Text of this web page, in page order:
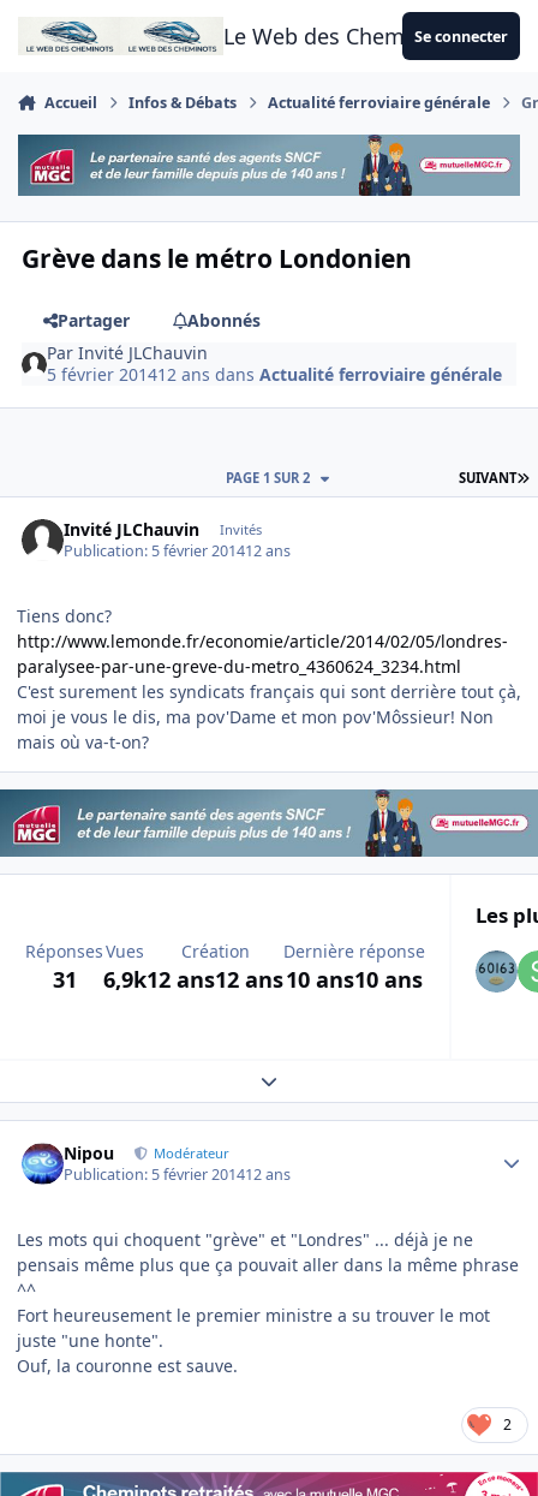
Aller au contenu
Le Web des CheminotsSe connecter
Accueil Infos & Débats Actualité ferroviaire générale
Grève dans le métro Londonien
Partager
Abonnés
ParInvité JLChauvin
5 février 201412 ans dansActualité ferroviaire générale
SUIVANT
PAGE 1 SUR 2
Invité JLChauvin Invités
Publication: 5 février 201412 ans
Tiens donc?
http://www.lemonde.fr/economie/article/2014/02/05/londres-
paralysee-par-une-greve-du-metro_4360624_3234.html
C'est surement les syndicats français qui sont derrière tout çà,
moi je vous le dis, ma pov'Dame et mon pov'Môssieur! Non
mais où va-t-on?
Réponses
31
Vues
6,9k
Création
12 ans12 ans
Dernière réponse
10 ans10 ans
Les
Expand topic overview
Nipou Modérateur
Publication: 5 février 201412 ans
Les mots qui choquent "grève" et "Londres" ... déjà je ne
pensais même plus que ça pouvait aller dans la même phrase
^^
Fort heureusement le premier ministre a su trouver le mot
juste "une honte".
Ouf, la couronne est sauve.
2